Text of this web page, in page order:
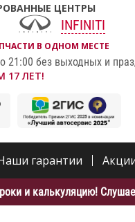
ЦЕНТРЫ
INFINITI
В ОДНОМ МЕСТЕ
21:00 без выходных и
17 ЛЕТ!
гарантии
и калькуляцию!